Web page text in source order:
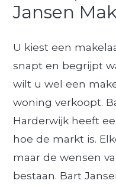
Jansen
U kiest een
snapt en begrijpt
wilt u wel een
woning verkoopt.
Harderwijk heeft
hoe de markt is.
maar de wensen
bestaan. Bart